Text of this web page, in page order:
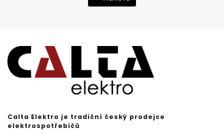
Calta Elektro je tradiční český prodejce
elektrospotřebičů